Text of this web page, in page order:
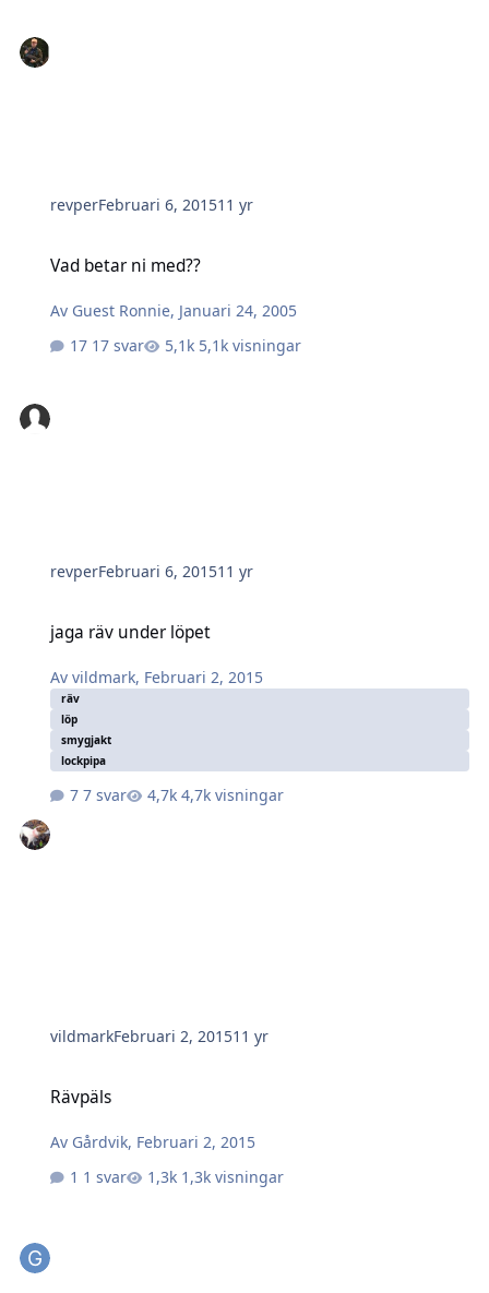
revperFebruari 6, 201511 yr
Vad betar ni med??
Av Guest Ronnie, Januari 24, 2005
17 svar
5,1k visningar
revperFebruari 6, 201511 yr
jaga räv under löpet
Avvildmark, Februari 2, 2015
räv
löp
smygjakt
lockpipa
7 svar 4,7k visningar
vildmarkFebruari 2, 201511 yr
Rävpäls
Av Gårdvik, Februari 2, 2015
1 svar
1,3k visningar